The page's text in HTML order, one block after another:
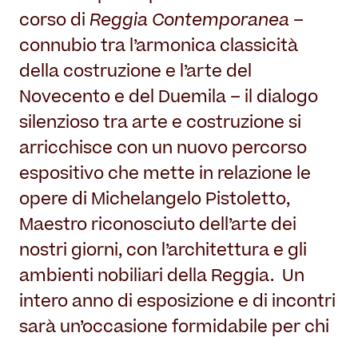
corso di Reggia Contemporanea –
connubio tra l’armonica classicità
della costruzione e l’arte del
Novecento e del Duemila – il dialogo
silenzioso tra arte e costruzione si
arricchisce con un nuovo percorso
espositivo che mette in relazione le
opere di Michelangelo Pistoletto,
Maestro riconosciuto dell’arte dei
nostri giorni, con l’architettura e gli
ambienti nobiliari della Reggia. Un
intero anno di esposizione e di incontri
sarà un’occasione formidabile per chi